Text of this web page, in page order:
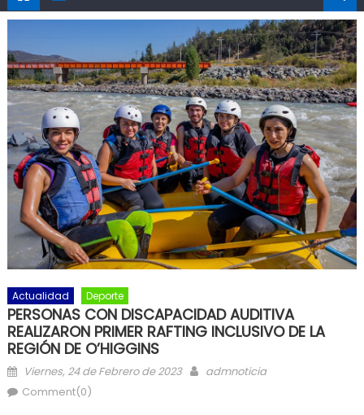
RANCAGUA: NUEVO OPERATIVO DEJA UN RECINTO
CLAUSURADO Y OTRO CON PROHIBICIÓN DE
FUNCIONAMIENTO
Actualidad Deporte
PERSONAS CON DISCAPACIDAD AUDITIVA
REALIZARON PRIMER RAFTING INCLUSIVO DE LA
REGIÓN DE O’HIGGINS
Posted on
Viernes, 24 de Febrero de 2023 Author
admnoticia
Comment(0)